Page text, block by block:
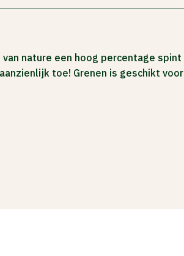
nature een hoog percentage
toe! Grenen is geschikt